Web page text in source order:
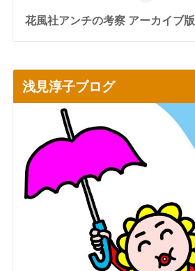
花風社アンチの考察 アーカイブ版
浅見淳子ブログ